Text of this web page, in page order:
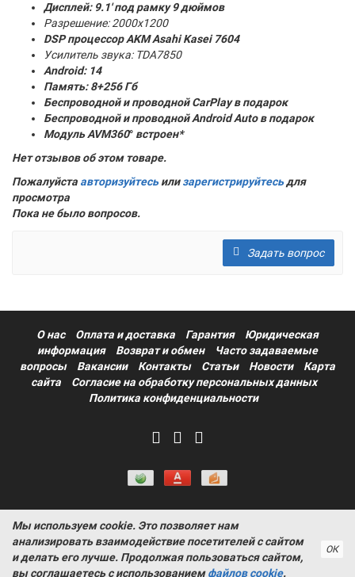
Дисплей: 9.1' под рамку 9 дюймов
Разрешение: 2000x1200
DSP процессор AKM Asahi Kasei 7604
Усилитель звука: TDA7850
Android: 14
Память:8+256 Гб
Беспроводной и проводной CarPlay в подарок
Беспроводной и проводной Android Auto в подарок
Модуль AVM360° встроен*
Нет отзывов об этом товаре.
Пожалуйста авторизуйтесьилизарегистрируйтесьдля
просмотра
Пока не было вопросов.
Задать вопрос
О нас Оплата и доставка Гарантия
Юридическая
информация
Возврат и обмен
Часто задаваемые
вопросы
Вакансии Контакты Статьи Новости
Карта
сайта
Согласие на обработку персональных данных
Политика конфиденциальности
Информация на сайте носит ознакомительный характер и не
является публичной офертой, определяемой положениями
статьи 437 Гражданского кодекса РФ ProtectAuto © 2011-
2026
Мы используем cookie. Это позволяет нам
анализировать взаимодействие посетителей с сайтом
и делать его лучше. Продолжая пользоваться сайтом,
вы соглашаетесь с использованиемфайлов cookie.
ОК